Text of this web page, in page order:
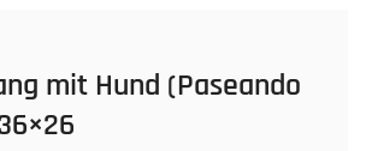
mit Hund (Paseando